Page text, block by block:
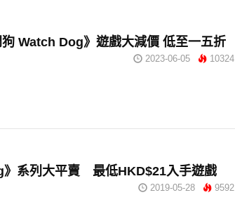
Watch Dog》遊戲大減價 低至一五折
2023-06-05 10324
》系列大平賣 最低HKD$21入手遊戲
2019-05-28 9592